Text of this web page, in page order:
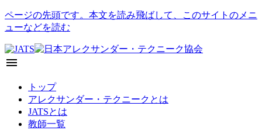
ページの先頭です。本文を読み飛ばして、このサイトのメニ
ューなどを読む
menu
トップ
アレクサンダー・テクニークとは
JATSとは
教師一覧